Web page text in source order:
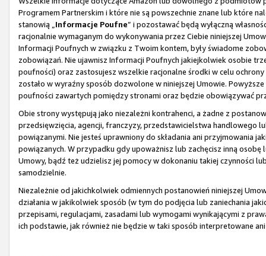
Programem Partnerskim i które nie są powszechnie znane lub które
stanowią „ Informacje Poufne” i pozostawać będą wyłączną
racjonalnie wymaganym do wykonywania przez Ciebie niniejszej
Informacji Poufnych w związku z Twoim kontem, były świadome
zobowiązań. Nie ujawnisz Informacji Poufnych jakiejkolwiek osobie
poufności) oraz zastosujesz wszelkie racjonalne środki w celu
zostało w wyraźny sposób dozwolone w niniejszej Umowie.
poufności zawartych pomiędzy stronami oraz będzie obowiązywać
Obie strony występują jako niezależni kontrahenci, a żadne z
przedsięwzięcia, agencji, franczyzy, przedstawicielstwa handlowego
powiązanymi. Nie jesteś uprawniony do składania ani przyjmowania
powiązanych. W przypadku gdy upoważnisz lub zachęcisz inną
Umowy, bądź też udzielisz jej pomocy w dokonaniu takiej czynności
samodzielnie.
Niezależnie od jakichkolwiek odmiennych postanowień niniejszej
działania w jakikolwiek sposób (w tym do podjęcia lub zaniechania
przepisami, regulacjami, zasadami lub wymogami wynikającymi z
ich podstawie, jak również nie będzie w taki sposób interpretowane